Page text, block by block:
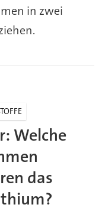
in zwei
Welche
das